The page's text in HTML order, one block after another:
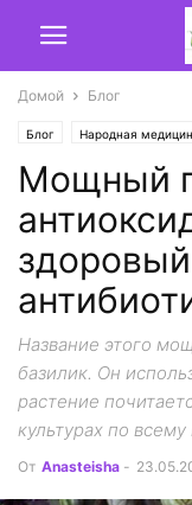
Домой Блог
Блог Народная
Мощный
Название этого
базилик. Он
растение
культурах по всему
От Anasteisha -